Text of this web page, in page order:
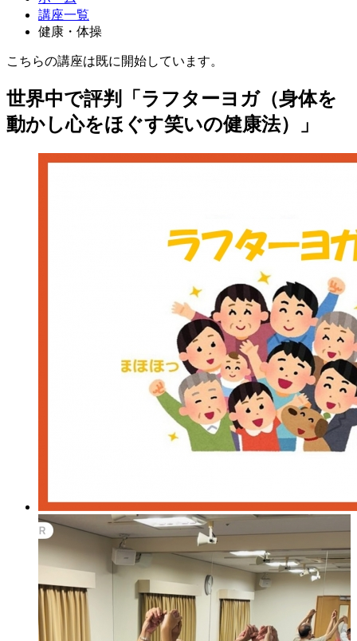
講座一覧
健康・体操
こちらの講座は既に開始しています。
世界中で評判「ラフターヨガ（身体を
動かし心をほぐす笑いの健康法）」